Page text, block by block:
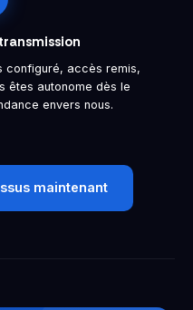
configuré, accès remis,
êtes autonome dès le
envers nous.
maintenant